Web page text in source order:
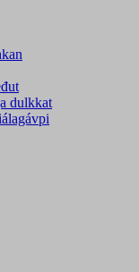
dulkkat